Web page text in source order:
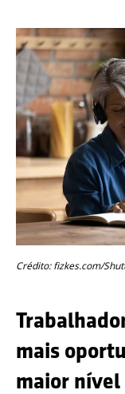
Crédito: fizkes.com/
mais
maior nível